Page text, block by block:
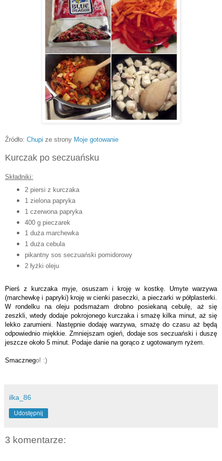
Źródło: Chupi ze strony Moje gotowanie
Kurczak po seczuańsku
Składniki:
2 piersi z kurczaka
1 zielona papryka
1 czerwona papryka
400 g pieczarek
1 duża marchewka
1 duża cebula
pikantny sos seczuański pomidorowy
2 łyżki oleju
Pierś z kurczaka myje, osuszam i kroję w kostkę. Umyte warzywa
(marchewkę i papryki) kroję w cienki paseczki, a pieczarki w półplasterki.
W rondelku na oleju podsmażam drobno posiekaną cebulę, aż się
zeszkli, wtedy dodaje pokrojonego kurczaka i smażę kilka minut, aż się
lekko zarumieni. Następnie dodaję warzywa, smażę do czasu aż będą
odpowiednio miękkie. Zmniejszam ogień, dodaje sos seczuański i duszę
jeszcze około 5 minut. Podaje danie na gorąco z ugotowanym ryżem.
Smacznego! :)
ilka_86
Udostępnij
3 komentarze: